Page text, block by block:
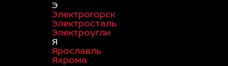
Э
Электрогорск
Электросталь
Электроугли
Я
Ярославль
Яхрома